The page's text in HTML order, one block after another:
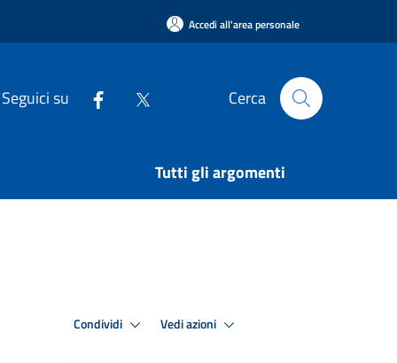
Accedi all'area personale
Seguici su Cerca
Tutti gli argomenti
Condividi Vedi azioni